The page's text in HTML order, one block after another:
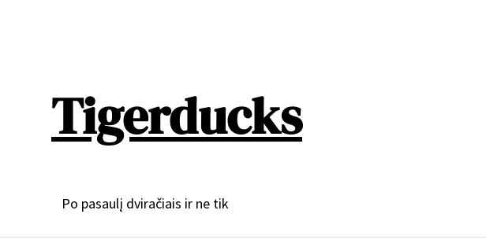
Tigerducks
Po pasaulį dviračiais ir ne tik